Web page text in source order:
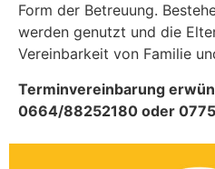
Form der Betreuung.
werden genutzt und die
Vereinbarkeit von Familie
Terminvereinbarung
0664/88252180 oder